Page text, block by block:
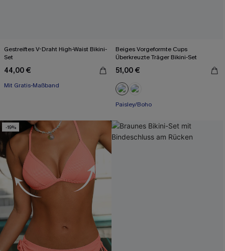
Gestreiftes V-Draht High-Waist Bikini-
Set
44,00 €
Mit Gratis-Maßband
Beiges Vorgeformte Cups
Überkreuzte Träger Bikini-Set
51,00 €
Paisley/Boho
-19%